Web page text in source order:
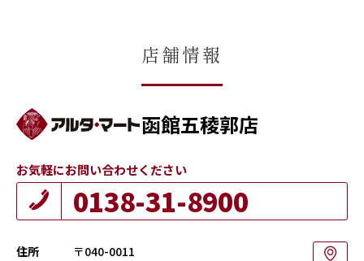
店舗情報
函館五稜郭店
お気軽にお問い合わせください
0138-31-8900
住所
〒040-0011